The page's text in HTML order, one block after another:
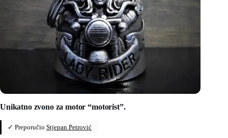
Unikatno zvono za motor “motorist”.
✓ Preporučio Stjepan Petrović